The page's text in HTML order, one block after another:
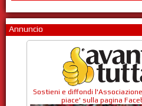
Annuncio
Sostieni e diffondi
piace' sulla pagina